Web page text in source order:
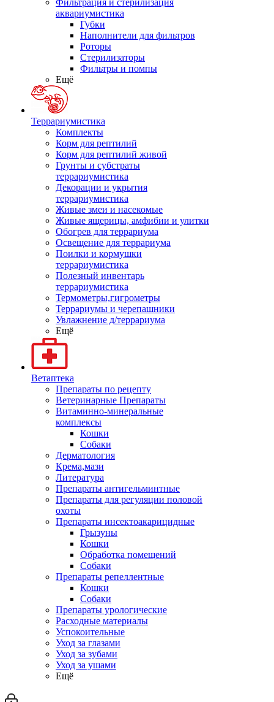
Фильтрация и стерилизация
аквариумистика
Губки
Наполнители для фильтров
Роторы
Стерилизаторы
Фильтры и помпы
Ещё
Террариумистика
Комплекты
Корм для рептилий
Корм для рептилий живой
Грунты и субстраты
террариумистика
Декорации и укрытия
террариумистика
Живые змеи и насекомые
Живые ящерицы, амфибии и улитки
Обогрев для террариума
Освещение для террариума
Поилки и кормушки
террариумистика
Полезный инвентарь
террариумистика
Термометры,гигрометры
Террариумы и черепашники
Увлажнение д/террариума
Ещё
Ветаптека
Препараты по рецепту
Ветеринарные Препараты
Витаминно-минеральные
комплексы
Кошки
Собаки
Дерматология
Крема,мази
Литература
Препараты антигельминтные
Препараты для регуляции половой
охоты
Препараты инсектоакарицидные
Грызуны
Кошки
Обработка помещений
Собаки
Препараты репеллентные
Кошки
Собаки
Препараты урологические
Расходные материалы
Успокоительные
Уход за глазами
Уход за зубами
Уход за ушами
Ещё